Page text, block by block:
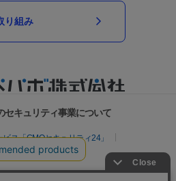
り組み
セキュリティ事業について
ス「GMOセキュリティ24」
リスク診断